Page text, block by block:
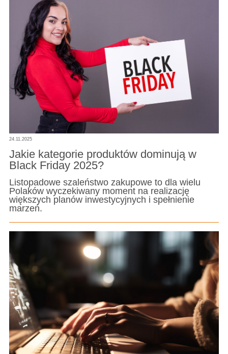
24.11.2025
Jakie kategorie produktów dominują w
Black Friday 2025?
Listopadowe szaleństwo zakupowe to dla wielu
Polaków wyczekiwany moment na realizację
większych planów inwestycyjnych i spełnienie
marzeń.